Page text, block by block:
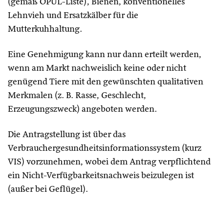
(gemäß ÖPUL-Liste), Bienen, konventionelles
Lehnvieh und Ersatzkälber für die
Mutterkuhhaltung.
Eine Genehmigung kann nur dann erteilt werden,
wenn am Markt nachweislich keine oder nicht
genügend Tiere mit den gewünschten qualitativen
Merkmalen (z. B. Rasse, Geschlecht,
Erzeugungszweck) angeboten werden.
Die Antragstellung ist über das
Verbrauchergesundheitsinformationssystem (kurz
VIS) vorzunehmen, wobei dem Antrag verpflichtend
ein Nicht-Verfügbarkeitsnachweis beizulegen ist
(außer bei Geflügel).